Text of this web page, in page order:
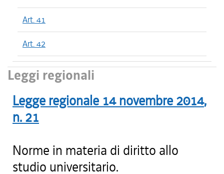
Art. 41
Art. 42
Leggi regionali
Legge regionale 14 novembre 2014,
n. 21
Norme in materia di diritto allo
studio universitario.